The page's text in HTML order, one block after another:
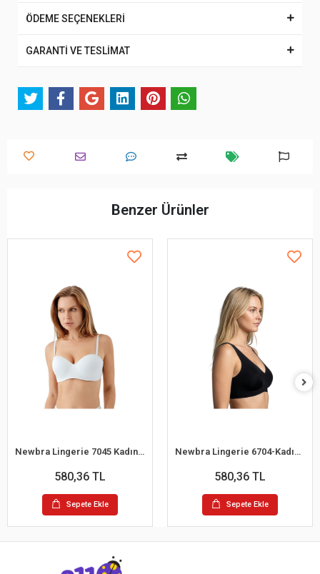
ÖDEME SEÇENEKLERİ
GARANTİ VE TESLİMAT
Benzer Ürünler
Newbra Lingerie 7045 Kadın Desteksiz B Cup Dantelli Sutyen
580,36 TL
Sepete Ekle
Newbra Lingerie 6704-Kadın Desteksiz B Cup Hayalet Sutyen
580,36 TL
Sepete Ekle